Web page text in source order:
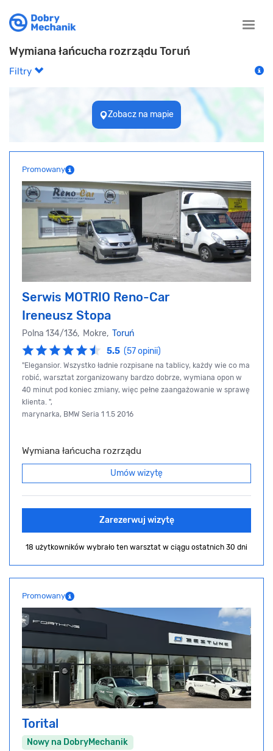
Toggle
Wymiana łańcucha rozrządu Toruń
Filtry
Zobacz na mapie
Promowany
Serwis MOTRIO Reno-Car
Ireneusz Stopa
Polna 134/136, Mokre, Toruń
5.5 (57 opinii)
"Elegansior. Wszystko ładnie rozpisane na tablicy, każdy wie co ma
robić, warsztat zorganizowany bardzo dobrze, wymiana opon w
40 minut pod koniec zmiany, więc pełne zaangażowanie w sprawę
klienta. ",
marynarka, BMW Seria 1 1.5 2016
Wymiana łańcucha rozrządu
Umów wizytę
Zarezerwuj wizytę
18 użytkowników wybrało ten warsztat w ciągu ostatnich 30 dni
Promowany
Torital
Nowy na DobryMechanik